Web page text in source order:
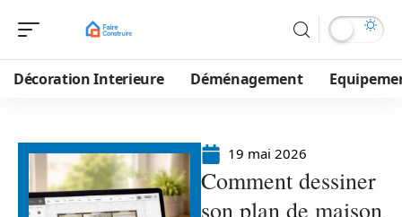
Décoration Interieure Déménagement
19 mai 2026
Comment dessiner
son plan de maison